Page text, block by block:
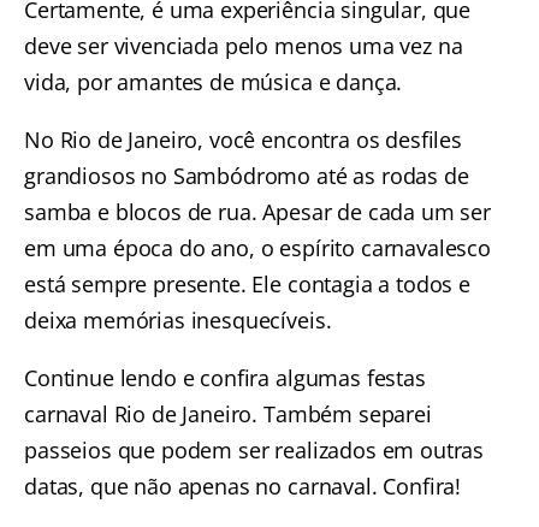
Certamente, é uma experiência singular, que
deve ser vivenciada pelo menos uma vez na
vida, por amantes de música e dança.
No Rio de Janeiro, você encontra os desfiles
grandiosos no Sambódromo até as rodas de
samba e blocos de rua. Apesar de cada um ser
em uma época do ano, o espírito carnavalesco
está sempre presente. Ele contagia a todos e
deixa memórias inesquecíveis.
Continue lendo e confira algumas festas
carnaval Rio de Janeiro. Também separei
passeios que podem ser realizados em outras
datas, que não apenas no carnaval. Confira!